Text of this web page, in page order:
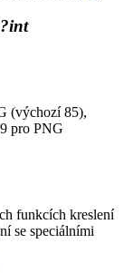
?int
(výchozí 85),
pro PNG
funkcích kreslení
se speciálními